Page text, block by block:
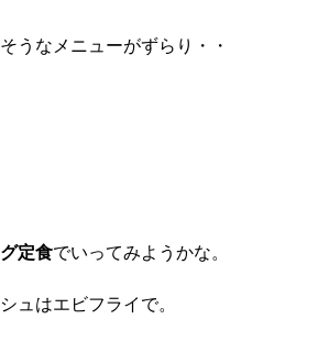
うなメニューがずらり・・
定食でいってみようかな。
ュはエビフライで。